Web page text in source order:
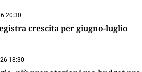
20:30
crescita per giugno-luglio
18:30